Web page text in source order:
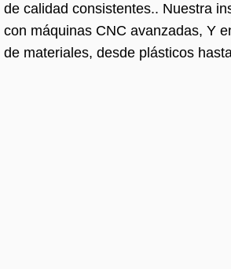
de calidad consistentes.. Nuestra
con máquinas CNC avanzadas, Y
de materiales, desde plásticos